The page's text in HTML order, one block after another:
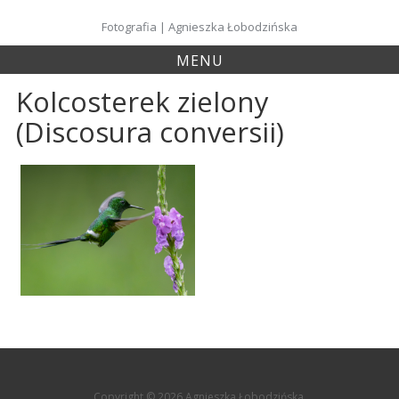
content
Fotografia | Agnieszka Łobodzińska
MENU
Kolcosterek zielony
(Discosura conversii)